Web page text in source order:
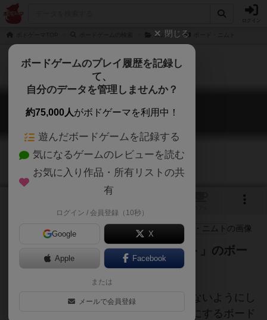
ニムト
ボード・ニムト
Tanz der Hornochsen!
カードゲームの定番の１つ「ニムト」のボー
ドゲーム版！
牛糞や牛のマスに自分のタイルを置かないようにし
て、なるべくマイナスにならないようにするボード
閉じる
ボードゲームのプレイ履歴を記録し
て、
自分のデータを管理しませんか？
約75,000人がボドゲーマを利用中！
遊んだボードゲームを記録する
気になるゲームのレビューを読む
お気に入り作品・所有リストの共
有
ログイン / 会員登録（10秒）
Google X
Apple Facebook
または
メールで会員登録